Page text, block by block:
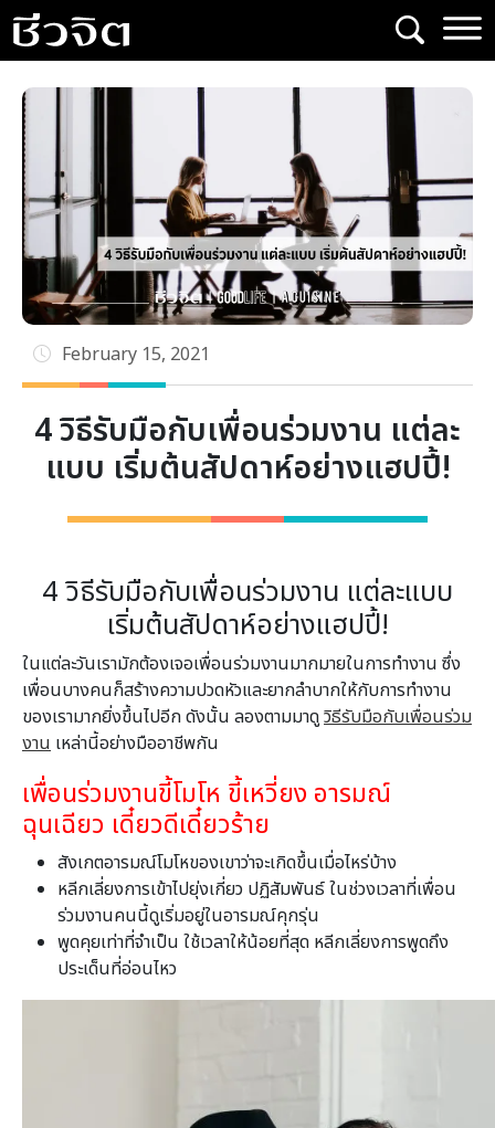
Skip
to
content
February 15, 2021
4 วิธีรับมือกับเพื่อนร่วมงาน แต่ละ
แบบ เริ่มต้นสัปดาห์อย่างแฮปปี้!
4 วิธีรับมือกับเพื่อนร่วมงาน แต่ละแบบ
เริ่มต้นสัปดาห์อย่างแฮปปี้!
ในแต่ละวันเรามักต้องเจอเพื่อนร่วมงานมากมายในการทำงาน ซึ่ง
เพื่อนบางคนก็สร้างความปวดหัวและยากลำบากให้กับการทำงาน
ของเรามากยิ่งขึ้นไปอีก ดังนั้น ลองตามมาดูวิธีรับมือกับเพื่อนร่วม
งาน เหล่านี้อย่างมืออาชีพกัน
เพื่อนร่วมงานขี้โมโห ขี้เหวี่ยง อารมณ์
ฉุนเฉียว เดี๋ยวดีเดี๋ยวร้าย
สังเกตอารมณ์โมโหของเขาว่าจะเกิดขึ้นเมื่อไหร่บ้าง
หลีกเลี่ยงการเข้าไปยุ่งเกี่ยว ปฏิสัมพันธ์ ในช่วงเวลาที่เพื่อน
ร่วมงานคนนี้ดูเริ่มอยู่ในอารมณ์คุกรุ่น
พูดคุยเท่าที่จำเป็น ใช้เวลาให้น้อยที่สุด หลีกเลี่ยงการพูดถึง
ประเด็นที่อ่อนไหว